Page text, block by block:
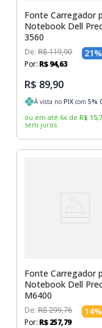
Fonte Carregador
Notebook Dell
3560
De:R$ 119,90 21%
Por: R$ 94,63
R$ 89,90
À vista noPIX com5%
ou em até 6x de R$ 15,
sem juros
Fonte Carregador
Notebook Dell
M6400
De:R$ 299,76 14%
Por: R$ 257,79